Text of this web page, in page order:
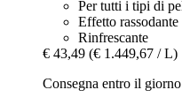
Per tutti i tipi di
Effetto rassodante
Rinfrescante
€ 43,49 (€ 1.449,67 / L)
Consegna entro il